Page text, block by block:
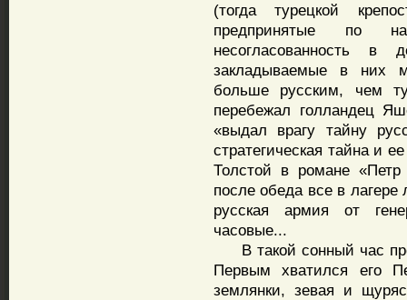
(тогда турецкой
предпринятые по
несогласованность в
закладываемые в них
больше русским, чем
перебежал голландец
«выдал врагу тайну
стратегическая тайна и
Толстой в романе
после обеда все в
русская армия от
часовые...
В такой сонный час
Первым хватился его
землянки, зевая и